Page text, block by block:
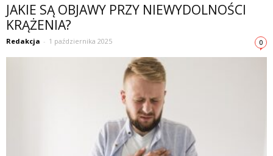
JAKIE SĄ OBJAWY PRZY NIEWYDOLNOŚCI
KRĄŻENIA?
Redakcja - 1 października 2025 0